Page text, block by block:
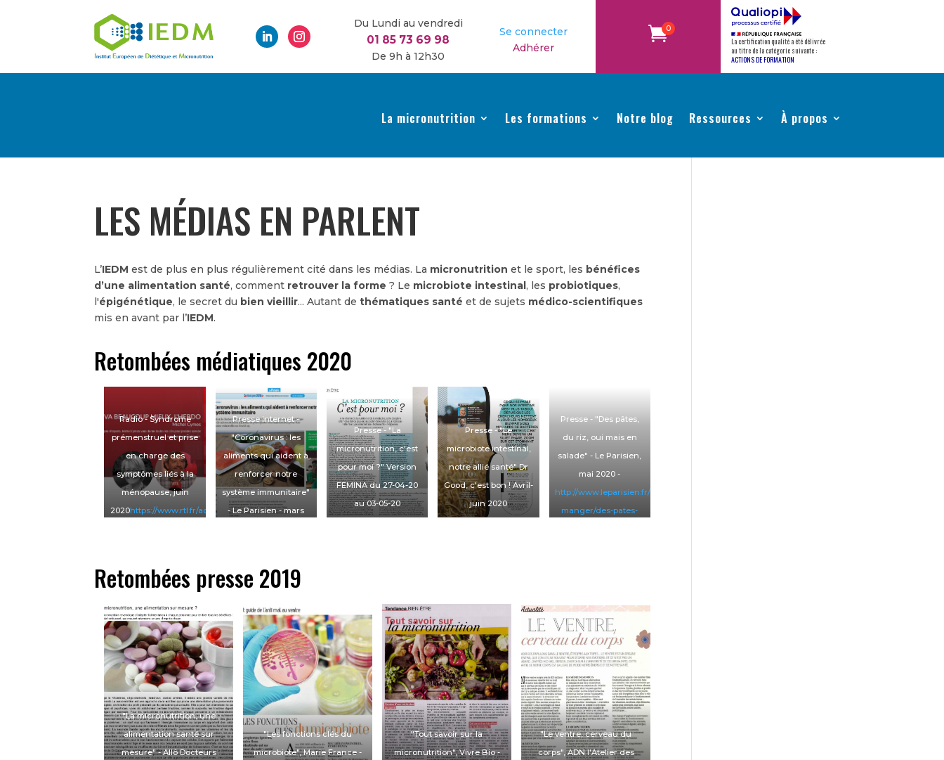
Du Lundi au vendredi
01 85 73 69 98
De 9h à 12h30
Se connecter
Adhérer
0
La certification qualité a été délivrée
au titre de la catégorie suivante :
ACTIONS DE FORMATION
La micronutrition Les formations Notre blog Ressources À propos
LES MÉDIAS EN PARLENT
L’IEDM est de plus en plus régulièrement cité dans les médias. La micronutrition et le sport, les bénéfices
d’une alimentation santé, comment retrouver la forme ? Le microbiote intestinal, les probiotiques,
l'épigénétique, le secret du bien vieillir... Autant dethématiques santéet de sujets médico-scientifiques
mis en avant par l’IEDM.
Retombées médiatiques 2020
Radio - Syndrome
prémenstruel et prise
en charge des
symptômes liés à la
ménopause, juin
2020https://www.rtl.fr/actu/bien-
post-traumatique-
https://www.rtl.fr/actu/bien-
etre/comment-l-emdr-
aide-les-patients-
souffrant-de-stress-
post-traumatique-
7800635480
Presse internet -
"Coronavirus : les
aliments qui aident à
renforcer notre
système immunitaire"
- Le Parisien - mars
les-aliments-qui-
notre-systeme-
immunitaire-11-03-
2020-8277489.php
Presse - "La
micronutrition, c'est
pour moi ?" Version
FEMINA du 27-04-20
au 03-05-20
Presse - "Le
microbiote intestinal,
notre allié santé" Dr
Good, c'est bon ! Avril-
juin 2020
Presse - "Des pâtes,
du riz, oui mais en
salade" - Le Parisien,
mai 2020 -
http://www.leparisien.fr/bien-
manger/des-pates-
Retombées presse 2019
"La micronutrition, une
alimentation santé sur
mesure" -Allô Docteurs
"Les fonctions clés du
microbiote",Marie France -
"Tout savoir sur la
micronutrition",Vivre Bio-
"Le ventre, cerveau du
corps",ADN l'Atelier des